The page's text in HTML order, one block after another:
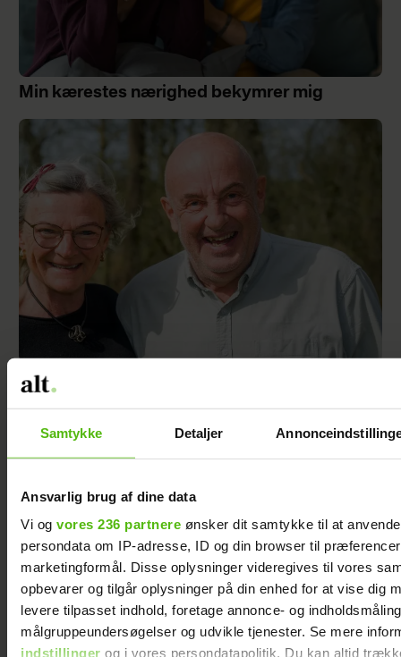
Samtykke Detaljer
Ansvarlig brug af dine data
Vi og vores 236 partnere ønsker dit samtykke til at
persondata om IP-adresse, ID og din browser til
marketingformål. Disse oplysninger videregives til vores
opbevarer og tilgår oplysninger på din enhed for at vise dig
levere tilpasset indhold, foretage annonce- og
målgruppeundersøgelser og udvikle tjenester. Se mere
indstillinger og i vores persondatapolitik. Du kan altid
Min kærestes nærighed bekymrer mig
Asger og hans hustru har rejst i hele verden –
og selvom han næsten er blind, fortsætter
turen